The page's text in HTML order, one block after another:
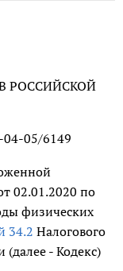
РОССИЙСКОЙ
04-05/6149
02.01.2020 по
физических
34.2 Налогового
(далее - Кодекс)